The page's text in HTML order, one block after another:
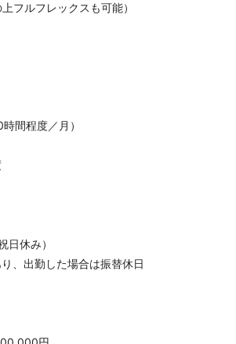
フルフレックスも可能）
間程度／月）
日休み）
、出勤した場合は振替休日